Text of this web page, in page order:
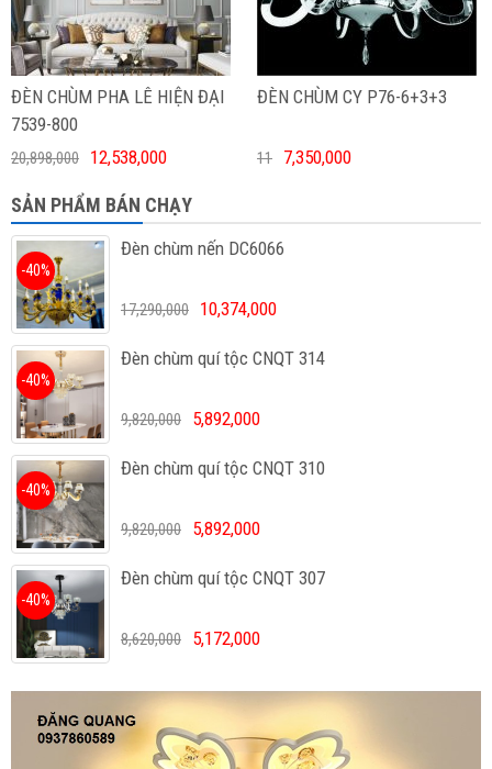
ĐÈN CHÙM PHA LÊ HIỆN ĐẠI
7539-800
20,898,000 12,538,000
ĐÈN CHÙM CY P76-6+3+3
11 7,350,000
SẢN PHẨM BÁN CHẠY
Đèn chùm nến DC6066
-40%
17,290,000 10,374,000
Đèn chùm quí tộc CNQT 314
-40%
9,820,000 5,892,000
Đèn chùm quí tộc CNQT 310
-40%
9,820,000 5,892,000
Đèn chùm quí tộc CNQT 307
-40%
8,620,000 5,172,000